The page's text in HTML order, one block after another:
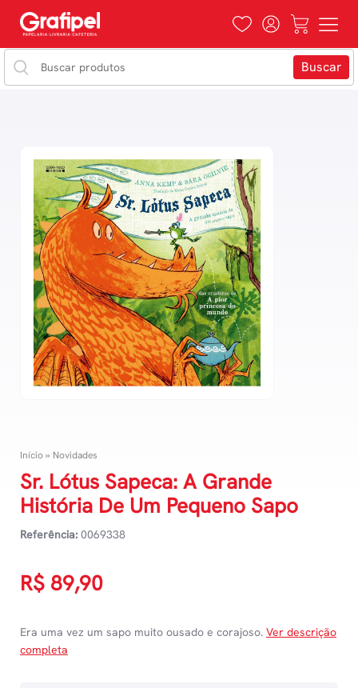
Início» Novidades
Sr. Lótus Sapeca: A Grande
História De Um Pequeno Sapo
Referência: 0069338
R$ 89,90
Era uma vez um sapo muito ousado e corajoso. Ver descrição
completa